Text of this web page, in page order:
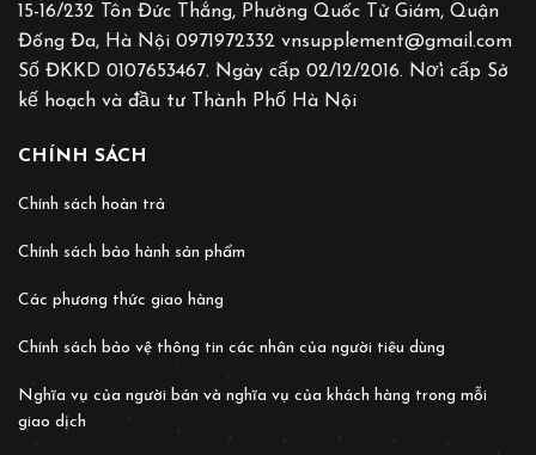
15-16/232 Tôn Đức Thắng, Phường Quốc Tử Giám, Quận
Đống Đa, Hà Nội 0971972332 vnsupplement@gmail.com
Số ĐKKD 0107653467. Ngày cấp 02/12/2016. Nơ̛i cấp Sở
kế hoạch và đầu tư Thành Phố Hà Nội
CHÍNH SÁCH
Chính sách hoàn trả
Chính sách bảo hành sản phẩm
Các phương thức giao hàng
Chính sách bảo vệ thông tin các nhân của người tiêu dùng
Nghĩa vụ của người bán và nghĩa vụ của khách hàng trong mỗi
giao dịch